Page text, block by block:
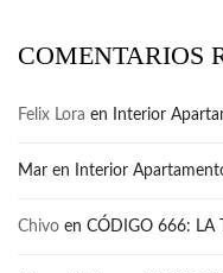
COMENTARIOS
Felix Lora en Interior
Mar en Interior
Chivo en CÓDIGO 666: LA